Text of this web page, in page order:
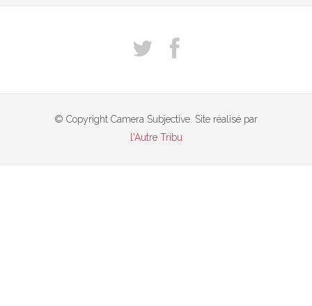
© Copyright Camera Subjective. Site réalisé par
l'Autre Tribu